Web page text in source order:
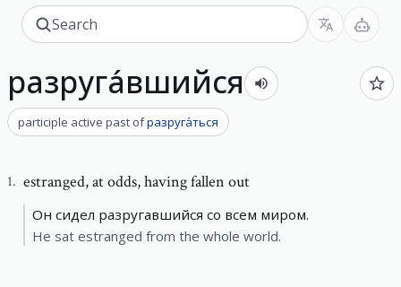
разруга́вшийся
participle active past ofразруга́ться
1. estranged,at odds, having fallen out
Он сидел разругавшийся со всем миром.
He sat estranged from the whole world.